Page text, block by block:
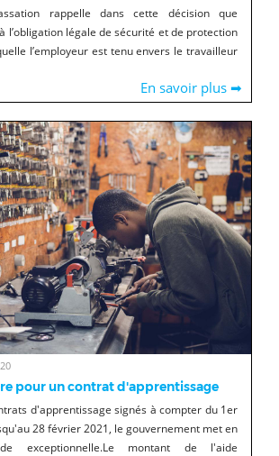
rappelle dans cette décision que
l’obligation légale de sécurité et de protection
l’employeur est tenu envers le travailleur
En savoir plus ➡
pour un contrat d'apprentissage
d'apprentissage signés à compter du 1er
28 février 2021, le gouvernement met en
exceptionnelle.Le montant de l'aide